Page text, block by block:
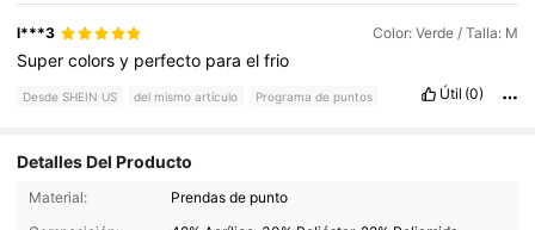
l***3 Color: Verde / Talla: M
Supercolorsy perfecto paraelfrio
Desde SHEIN US del mismo artículo Programa de puntos Útil (0)
Detalles Del Producto
Material:
Prendas de punto